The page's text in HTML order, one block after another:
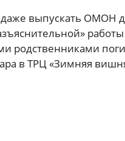
выпускать ОМОН
работы
родственниками
в ТРЦ «Зимняя